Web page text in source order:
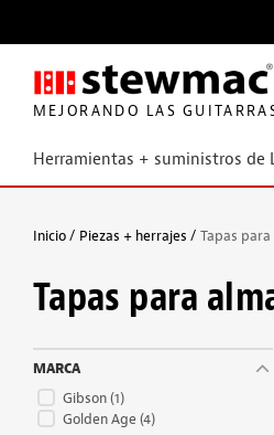
MEJORANDO LAS
Herramientas + suministros de
Inicio Piezas + herrajes Tapas para
Tapas para
MARCA
Gibson(1)
Golden Age(4)